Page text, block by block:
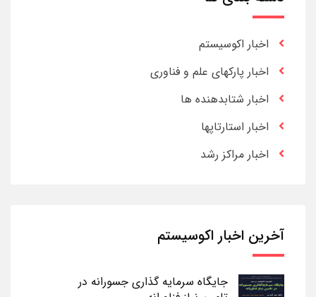
اخبار اکوسیستم
اخبار پارکهای علم و فناوری
اخبار شتابدهنده ها
اخبار استارتاپها
اخبار مراکز رشد
آخرین اخبار اکوسیستم
جایگاه سرمایه گذاری جسورانه در